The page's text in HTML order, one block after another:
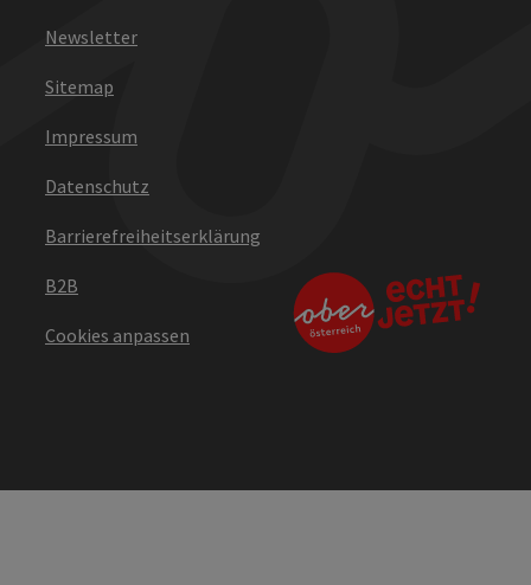
Newsletter
Sitemap
Impressum
Datenschutz
Barrierefreiheitserklärung
B2B
Cookies anpassen